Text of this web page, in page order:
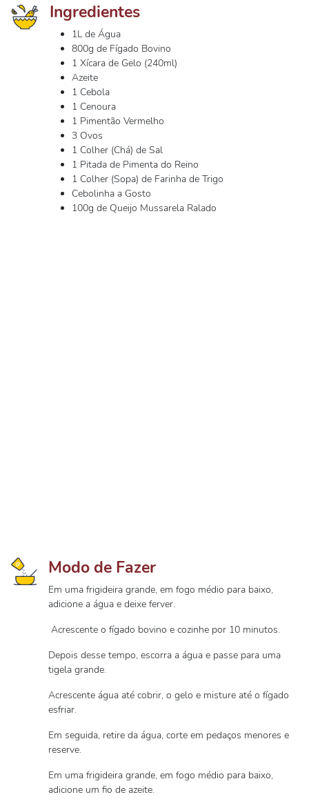
Ingredientes
1L de Água
800g de Fígado Bovino
1 Xícara de Gelo (240ml)
Azeite
1 Cebola
1 Cenoura
1 Pimentão Vermelho
3 Ovos
1 Colher (Chá) de Sal
1 Pitada de Pimenta do Reino
1 Colher (Sopa) de Farinha de Trigo
Cebolinha a Gosto
100g de Queijo Mussarela Ralado
Modo de Fazer
Em uma frigideira grande, em fogo médio para baixo,
adicione a água e deixe ferver.
Acrescente o fígado bovino e cozinhe por 10 minutos.
Depois desse tempo, escorra a água e passe para uma
tigela grande.
Acrescente água até cobrir, o gelo e misture até o fígado
esfriar.
Em seguida, retire da água, corte em pedaços menores e
reserve.
Em uma frigideira grande, em fogo médio para baixo,
adicione um fio de azeite.